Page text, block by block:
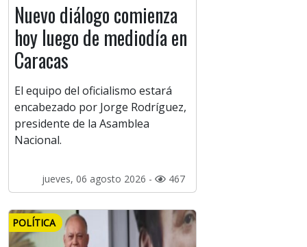
Nuevo diálogo comienza
hoy luego de mediodía en
Caracas
El equipo del oficialismo estará
encabezado por Jorge Rodríguez,
presidente de la Asamblea
Nacional.
jueves, 06 agosto 2026 - 467
POLÍTICA